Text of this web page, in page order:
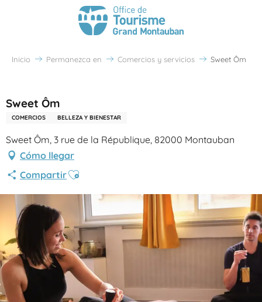
Inicio Permanezca en Comercios y servicios Sweet Ôm
Sweet Ôm
COMERCIOS BELLEZA Y BIENESTAR
Partenaire Office de Tourisme Grand Montauban
Sweet Ôm, 3 rue de la République, 82000 Montauban
Cómo llegar
CompartirAjouter aux favoris